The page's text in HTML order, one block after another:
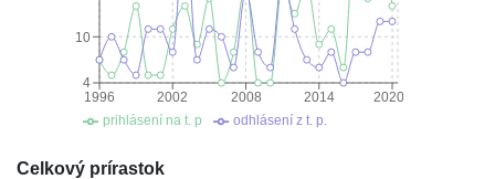
1996 2002 2008 2014 2020
4
10
prihlásení na t. p odhlásení z t. p.
Celkový prírastok